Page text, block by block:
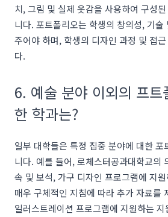
치, 그림 및 실제 옷감을 사용하여 구성
니다. 포트폴리오는 학생의 창의성, 기술
주어야 하며, 학생의 디자인 과정 및 접
다.
6. 예술 분야 이외의 프트
한 학과는?
일부 대학들은 특정 집중 분야에 대한
니다. 예를 들어, 로체스터공과대학교의
속 및 보석, 가구 디자인 프로그램에 지
매우 구체적인 지침에 따라 추가 자료를
일러스트레이션 프로그램에 지원하는